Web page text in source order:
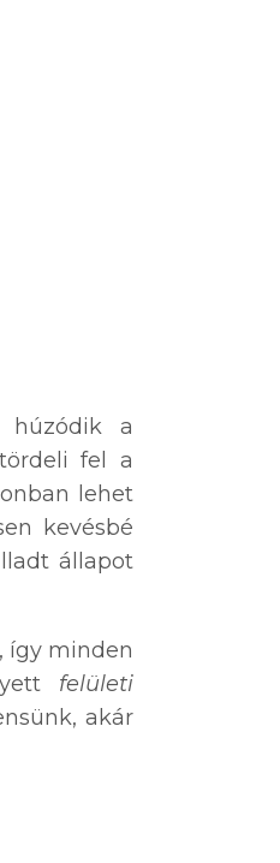
húzódik a
fel a
lehet
kevésbé
állapot
így minden
felületi
akár